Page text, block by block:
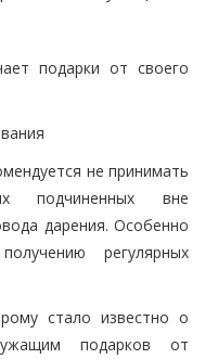
подарки от своего
не принимать
подчиненных вне
дарения. Особенно
регулярных
стало известно о
подарков от